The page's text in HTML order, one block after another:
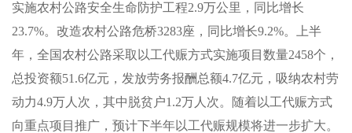
实施农村公路安全生命防护工程2.9万公里，同比增长
23.7%。改造农村公路危桥3283座，同比增长9.2%。上半
年，全国农村公路采取以工代赈方式实施项目数量2458个，
总投资额51.6亿元，发放劳务报酬总额4.7亿元，吸纳农村劳
动力4.9万人次，其中脱贫户1.2万人次。随着以工代赈方式
向重点项目推广，预计下半年以工代赈规模将进一步扩大。